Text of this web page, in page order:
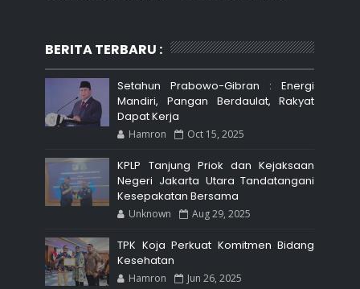
BERITA TERBARU :
Setahun Prabowo-Gibran : Energi
Mandiri, Pangan Berdaulat, Rakyat
Dapat Kerja
Hamron Oct 15, 2025
KPLP Tanjung Priok dan Kejaksaan
Negeri Jakarta Utara Tandatangani
Kesepakatan Bersama
Unknown Aug 29, 2025
TPK Koja Perkuat Komitmen Bidang
Kesehatan
Hamron Jun 26, 2025